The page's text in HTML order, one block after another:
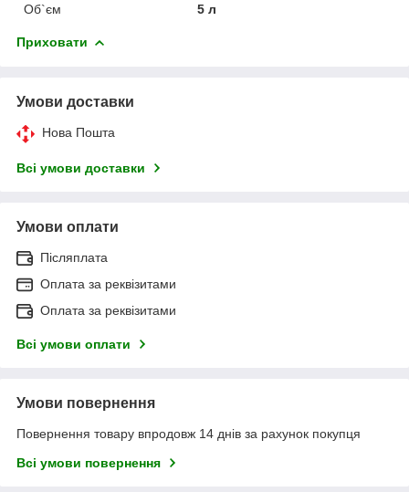
Об`єм
5 л
Приховати
Умови доставки
Нова Пошта
Всі умови доставки
Умови оплати
Післяплата
Оплата за реквізитами
Оплата за реквізитами
Всі умови оплати
Умови повернення
Повернення товару впродовж 14 днів за рахунок покупця
Всі умови повернення